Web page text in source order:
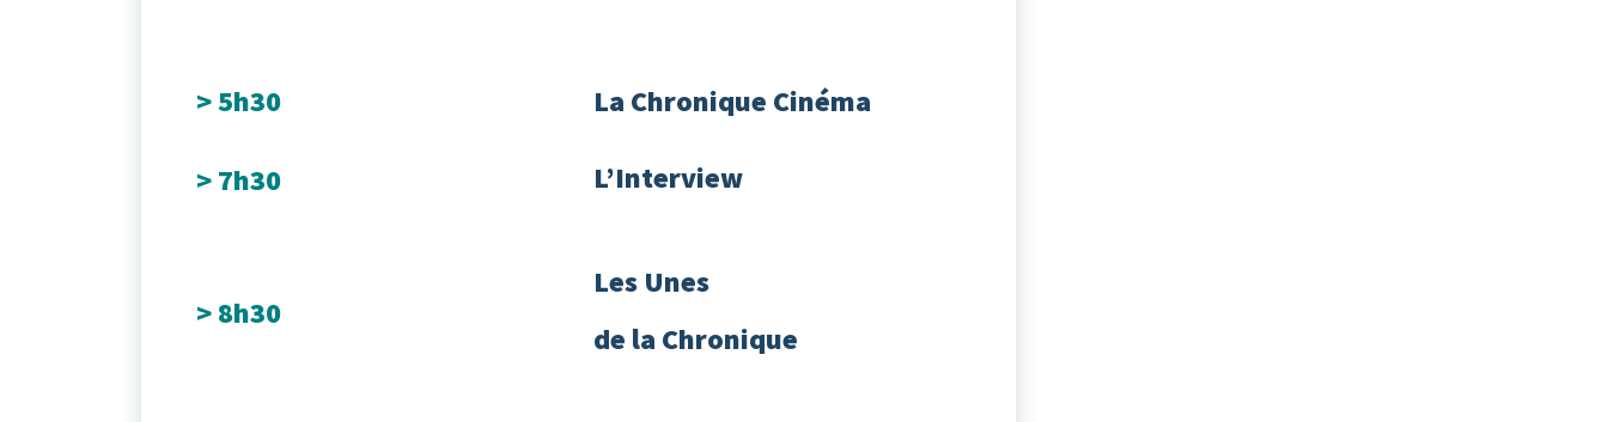
> 5h30 La Chronique Cinéma
>7h30 L’Interview
> 8h30
Les Unes
de la Chronique